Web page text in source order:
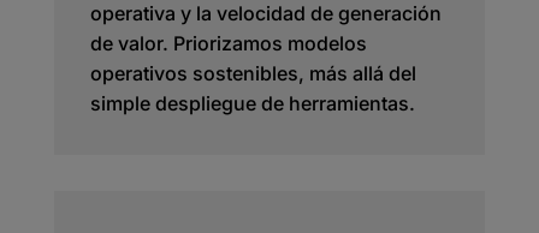
operativa y la velocidad de generación
de valor. Priorizamos modelos
operativos sostenibles, más allá del
simple despliegue de herramientas.